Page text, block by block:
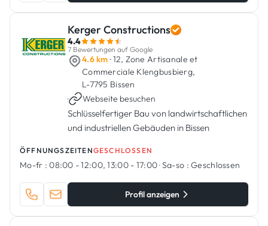
Kerger Constructions
4.4
7 Bewertungen auf Google
4.6 km · 12, Zone Artisanale et
Commerciale Klengbusbierg,
L-7795 Bissen
·
Webseite besuchen
Schlüsselfertiger Bau von landwirtschaftlichen
und industriellen Gebäuden in Bissen
ÖFFNUNGSZEITENGESCHLOSSEN
Mo-fr : 08:00 - 12:00, 13:00 - 17:00·Sa-so : Geschlossen
Profil anzeigen